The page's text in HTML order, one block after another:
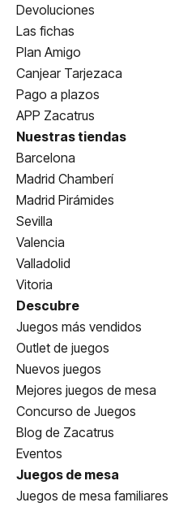
Devoluciones
Las fichas
Plan Amigo
Canjear Tarjezaca
Pago a plazos
APP Zacatrus
Nuestras tiendas
Barcelona
Madrid Chamberí
Madrid Pirámides
Sevilla
Valencia
Valladolid
Vitoria
Descubre
Juegos más vendidos
Outlet de juegos
Nuevos juegos
Mejores juegos de mesa
Concurso de Juegos
Blog de Zacatrus
Eventos
Juegos de mesa
Juegos de mesa familiares